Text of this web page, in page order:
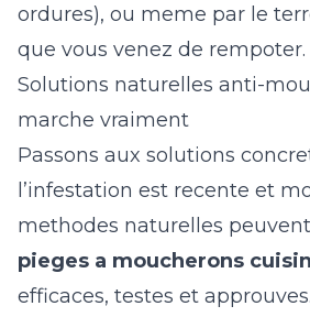
ordures), ou meme par le
que vous venez de rempoter.
Solutions naturelles anti-
marche vraiment
Passons aux solutions
l’infestation est recente et
methodes naturelles
pieges a moucherons
efficaces, testes et approuves.